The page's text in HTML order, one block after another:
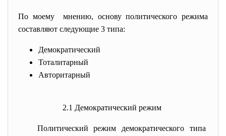
По моему мнению, основу политического режима
составляют следующие 3 типа:
Демократический
Тоталитарный
Авторитарный
2.1 Демократический режим
Политический режим демократического типа